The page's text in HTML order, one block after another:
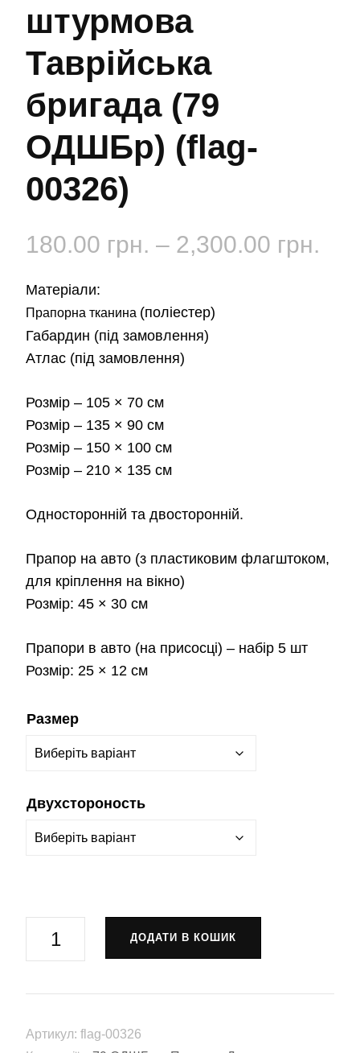
штурмова
Таврійська
бригада (79
ОДШБр) (flag-
00326)
180.00 грн. – 2,300.00 грн.
Матеріали:
Прапорна тканина (поліестер)
Габардин (під замовлення)
Атлас (під замовлення)
Розмір – 105 × 70 см
Розмір – 135 × 90 см
Розмір – 150 × 100 см
Розмір – 210 × 135 см
Односторонній та двосторонній.
Прапор на авто (з пластиковим флагштоком,
для кріплення на вікно)
Розмір: 45 × 30 см
Прапори в авто (на присосці) – набір 5 шт
Розмір: 25 × 12 см
Размер
Двухстороность
десантно-
батальон
ДОДАТИ В КОШИК
Артикул: flag-00326